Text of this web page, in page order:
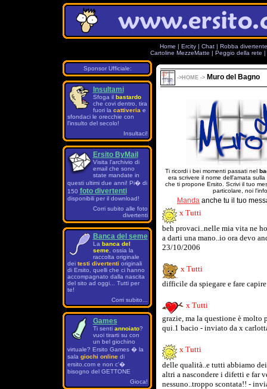
Home | Ercity | Chat | Robba
Cartoline MezzeMatte | Peggio della rete |
Sponsor Ufficiale:
Insultami
Sfoga il bastardo
che covi dentro, tira
fuori la cattiveria e
sfondaci le orecchie con
l'insulto del secolo!
Insultaci!
Ersito ByMail
Visita l'archivio di
email che sono
state mandate in
questi ultimi due anni! Pi� di
150 foto divertenti
disponibili per il download!
Corri subito alle foto
divertenti
Banca del seme
La banca del
seme, ossia la
raccolta originale
dei testi divertenti originali
di Ersito, quelli che ci hanno
accompagnato dalla nascita
del sito ad oggi... Tutti per
te!
Corri subito...
Games
Ti senti annoiato?
vuoi tirarti su con
un bel giochino
virtuale? Ersito Games � la
sala giochi onlinedi
ersito.com e non c'�
bisogno del GETTONE
Gioca!
-> HOME -> Muro del Bagno
Ti ricordi i bei momenti passati nel
era scrivere il nome dell'amata sulla
che ti propone Ersito. Scrivi il tuo
particolare, noi
Manda anche tu il tuo
x Tutti
beh provaci..nelle mia vita ne
a darti una mano..io ora devo
23/10/2006
x Tutti
difficile da spiegare e fare
x Tutti
grazie, ma la questione è molto
qui.1 bacio - inviato da x
x Tutti
delle qualità..e tutti abbiamo
altri a nascondere i difetti e far
nessuno..troppo scontata!! -